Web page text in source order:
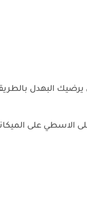
يرضيك البهدل
الاسطي على